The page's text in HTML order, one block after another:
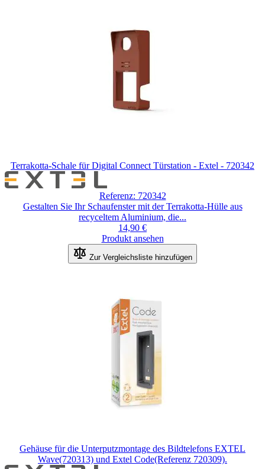
Terrakotta-Schale für Digital Connect Türstation - Extel - 720342
Referenz: 720342
Gestalten Sie Ihr Schaufenster mit der Terrakotta-Hülle aus
recyceltem Aluminium, die...
14,90 €
Produkt ansehen
Zur Vergleichsliste hinzufügen
Gehäuse für die Unterputzmontage des Bildtelefons EXTEL
Wave(720313) und Extel Code(Referenz 720309).